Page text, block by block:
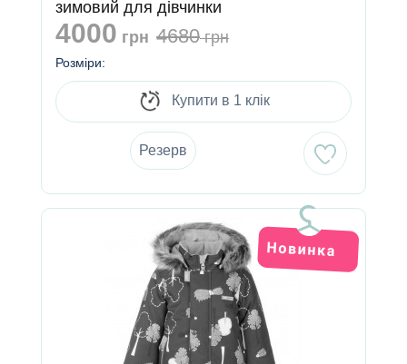
зимовий для дівчинки
4000 грн 4680грн
Розміри:
Купити в 1 клік
Резерв